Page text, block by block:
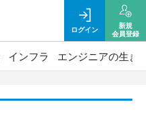
ログイン
新規
会員登録
インフラ エンジニアの生き